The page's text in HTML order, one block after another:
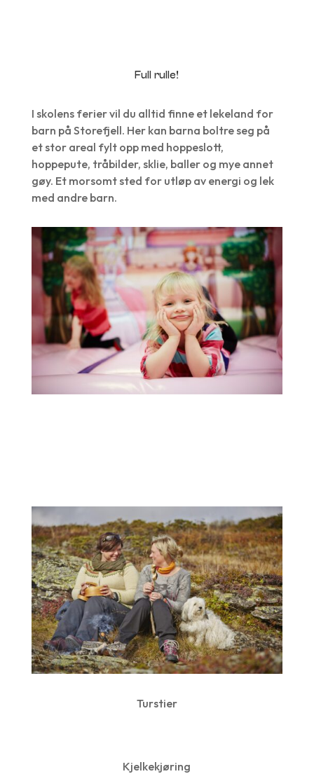
Full rulle!
I skolens ferier vil du alltid finne et lekeland for
barn på Storefjell. Her kan barna boltre seg på
et stor areal fylt opp med hoppeslott,
hoppepute, tråbilder, sklie, baller og mye annet
gøy. Et morsomt sted for utløp av energi og lek
med andre barn.
Turstier
Kjelkekjøring